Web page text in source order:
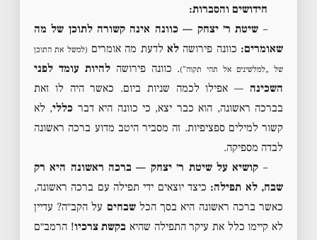
חידושים והסברות:
– שיטת ר׳ יצחק — כוונה אינה קשורה לתוכן של מה
שאומרים: כוונה פירושה לאלדעת מה אומרים (למשל את התוכן
של „למלשינים אל תהי תקוה”). כוונה פירושהלהיות עומד לפני
השכינה — אפילו לכמה שניות ביום. כאשר היה לו זאת
בברכה ראשונה, הוא כבר יצא, כי כוונה היא דבר כללי, לא
קשור למילים ספציפיות. זה מסביר היטב מדוע ברכה ראשונה
לבדה מספיקה.
– קושיא על שיטת ר׳ יצחק — ברכה ראשונה היא רק
שבח, לא תפילה: כיצד יוצאים ידי תפילה עם ברכה ראשונה,
כאשר ברכה ראשונה היא בסך הכלשבחים על הקב״ה? עדיין
לא קיימו כלל את עיקר התפילה שהיא בקשת צרכיו! הרמב״ם